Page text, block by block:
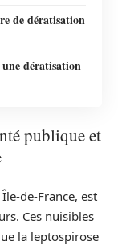
de dératisation
dératisation
publique et
de-France, est
Ces nuisibles
la leptospirose